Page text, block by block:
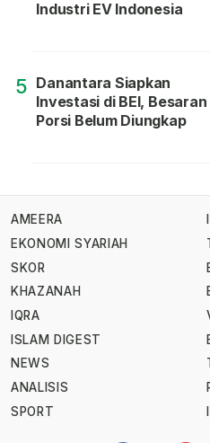
Industri EV Indonesia
5 Danantara Siapkan
Investasi di BEI, Besaran
Porsi Belum Diungkap
AMEERA
EKONOMI SYARIAH
SKOR
KHAZANAH
IQRA
ISLAM DIGEST
NEWS
ANALISIS
SPORT